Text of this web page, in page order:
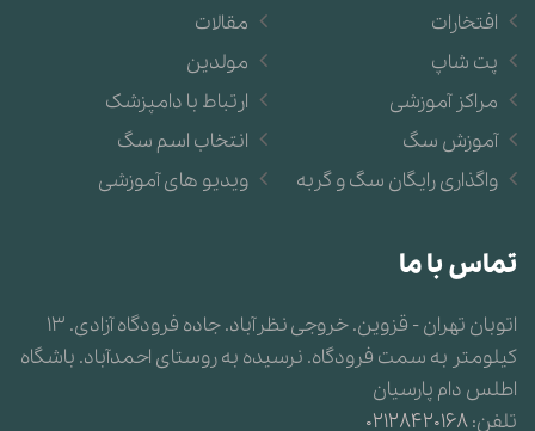
مقالات
مولدین
ارتباط با دامپزشک
انتخاب اسم سگ
ویدیو های آموزشی
افتخارات
پت شاپ
مراکز آموزشی
آموزش سگ
واگذاری رایگان سگ و گربه
تماس با ما
اتوبان تهران - قزوین. خروجی نظرآباد. جاده فرودگاه آزادی. 13
کیلومتر به سمت فرودگاه. نرسیده به روستای احمدآباد. باشگاه
اطلس دام پارسیان
تلفن:02128420168